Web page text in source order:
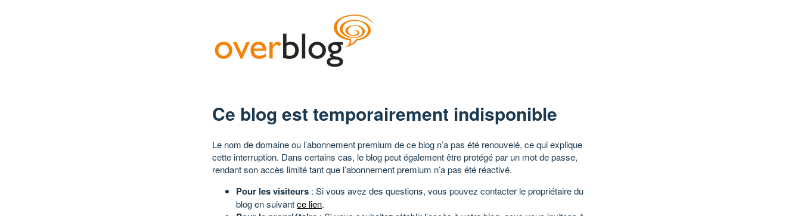
Ce blog est temporairement indisponible
Le nom de domaine ou l’abonnement premium de ce blog n’a pas été renouvelé, ce qui explique
cette interruption. Dans certains cas, le blog peut également être protégé par un mot de passe,
rendant son accès limité tant que l’abonnement premium n’a pas été réactivé.
Pour les visiteurs : Si vous avez des questions, vous pouvez contacter le propriétaire du
blog en suivantce lien.